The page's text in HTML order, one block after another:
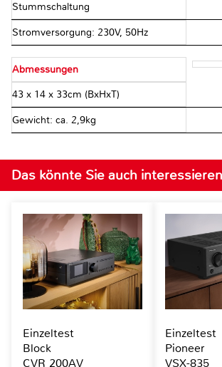
Stummschaltung
Stromversorgung: 230V, 50Hz
Abmessungen
43 x 14 x 33cm (BxHxT)
Gewicht: ca. 2,9kg
Das könnte Sie auch
Einzeltest
Block
CVR 200AV
Einzeltest
Pioneer
VSX-835